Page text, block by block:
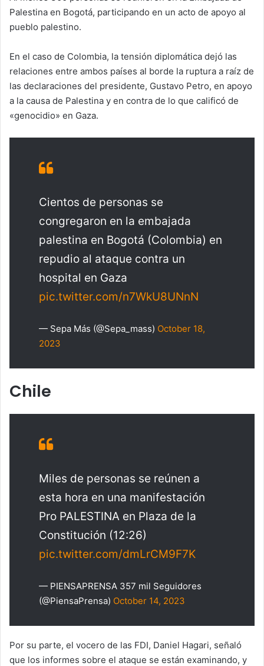
Palestina en Bogotá, participando en un acto de apoyo al
pueblo palestino.
En el caso de Colombia, la tensión diplomática dejó las
relaciones entre ambos países al borde la ruptura a raíz de
las declaraciones del presidente, Gustavo Petro, en apoyo
a la causa de Palestina y en contra de lo que calificó de
«genocidio» en Gaza.
Cientos de personas se
congregaron en la embajada
palestina en Bogotá (Colombia) en
repudio al ataque contra un
hospital en Gaza
pic.twitter.com/n7WkU8UNnN
— Sepa Más (@Sepa_mass) October 18,
2023
Chile
Miles de personas se reúnen a
esta hora en una manifestación
Pro PALESTINA en Plaza de la
Constitución (12:26)
pic.twitter.com/dmLrCM9F7K
— PIENSAPRENSA 357 mil Seguidores
(@PiensaPrensa) October 14, 2023
Por su parte, el vocero de las FDI, Daniel Hagari, señaló
que los informes sobre el ataque se están examinando, y